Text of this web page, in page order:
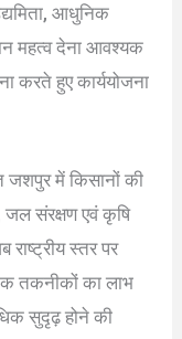
आधुनिक
महत्व देना आवश्यक
करते हुए कार्ययोजना
जशपुर में किसानों की
जल संरक्षण एवं कृषि
राष्ट्रीय स्तर पर
तकनीकों का लाभ
सुदृढ़ होने की